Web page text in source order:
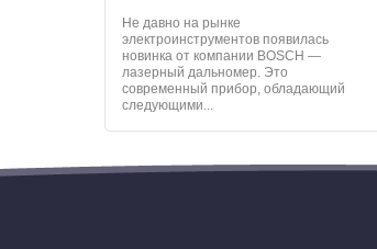
Не давно на рынке
электроинструментов появилась
новинка от компании BOSCH —
лазерный дальномер. Это
современный прибор, обладающий
следующими...